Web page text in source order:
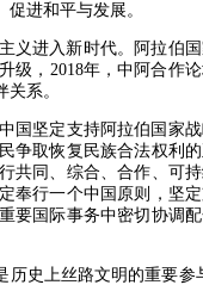
进和平与发展。
义进入新时代。阿拉伯
级，2018年，中阿合作
系。
国坚定支持阿拉伯国家战
争取恢复民族合法权利
共同、综合、合作、可
奉行一个中国原则，坚
要国际事务中密切协调
史上丝路文明的重要参